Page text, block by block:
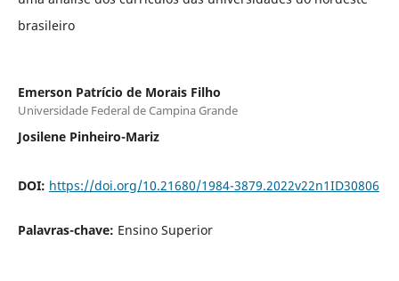
brasileiro
Emerson Patrício de Morais Filho
Universidade Federal de Campina Grande
Josilene Pinheiro-Mariz
DOI: https://doi.org/10.21680/1984-3879.2022v22n1ID30806
Palavras-chave: Ensino Superior